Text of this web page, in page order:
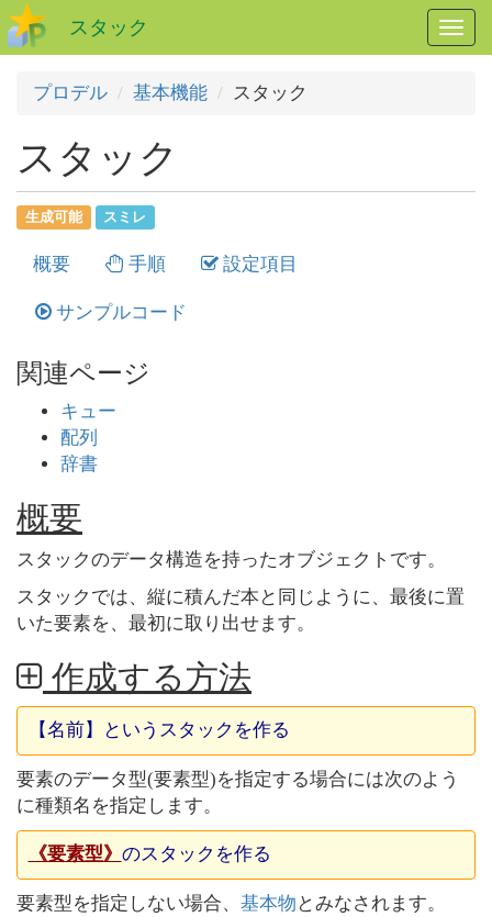
メ
ニ
スタック
プロデル 基本機能 スタック
スタック
生成可能 スミレ
概要 手順 設定項目
サンプルコード
関連ページ
キュー
配列
辞書
概要
スタックのデータ構造を持ったオブジェクトです。
スタックでは、縦に積んだ本と同じように、最後に置
いた要素を、最初に取り出せます。
作成する方法
【名前】というスタックを作る
要素のデータ型(要素型)を指定する場合には次のよう
に種類名を指定します。
《要素型》 のスタックを作る
要素型を指定しない場合、 基本物 とみなされます。